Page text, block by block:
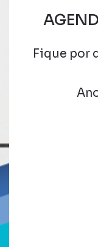
Fique por